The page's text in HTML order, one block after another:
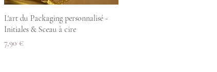
Aperçu rapide
L'art du Packaging personnalisé -
Initiales & Sceau à cire
Prix
7,90 €